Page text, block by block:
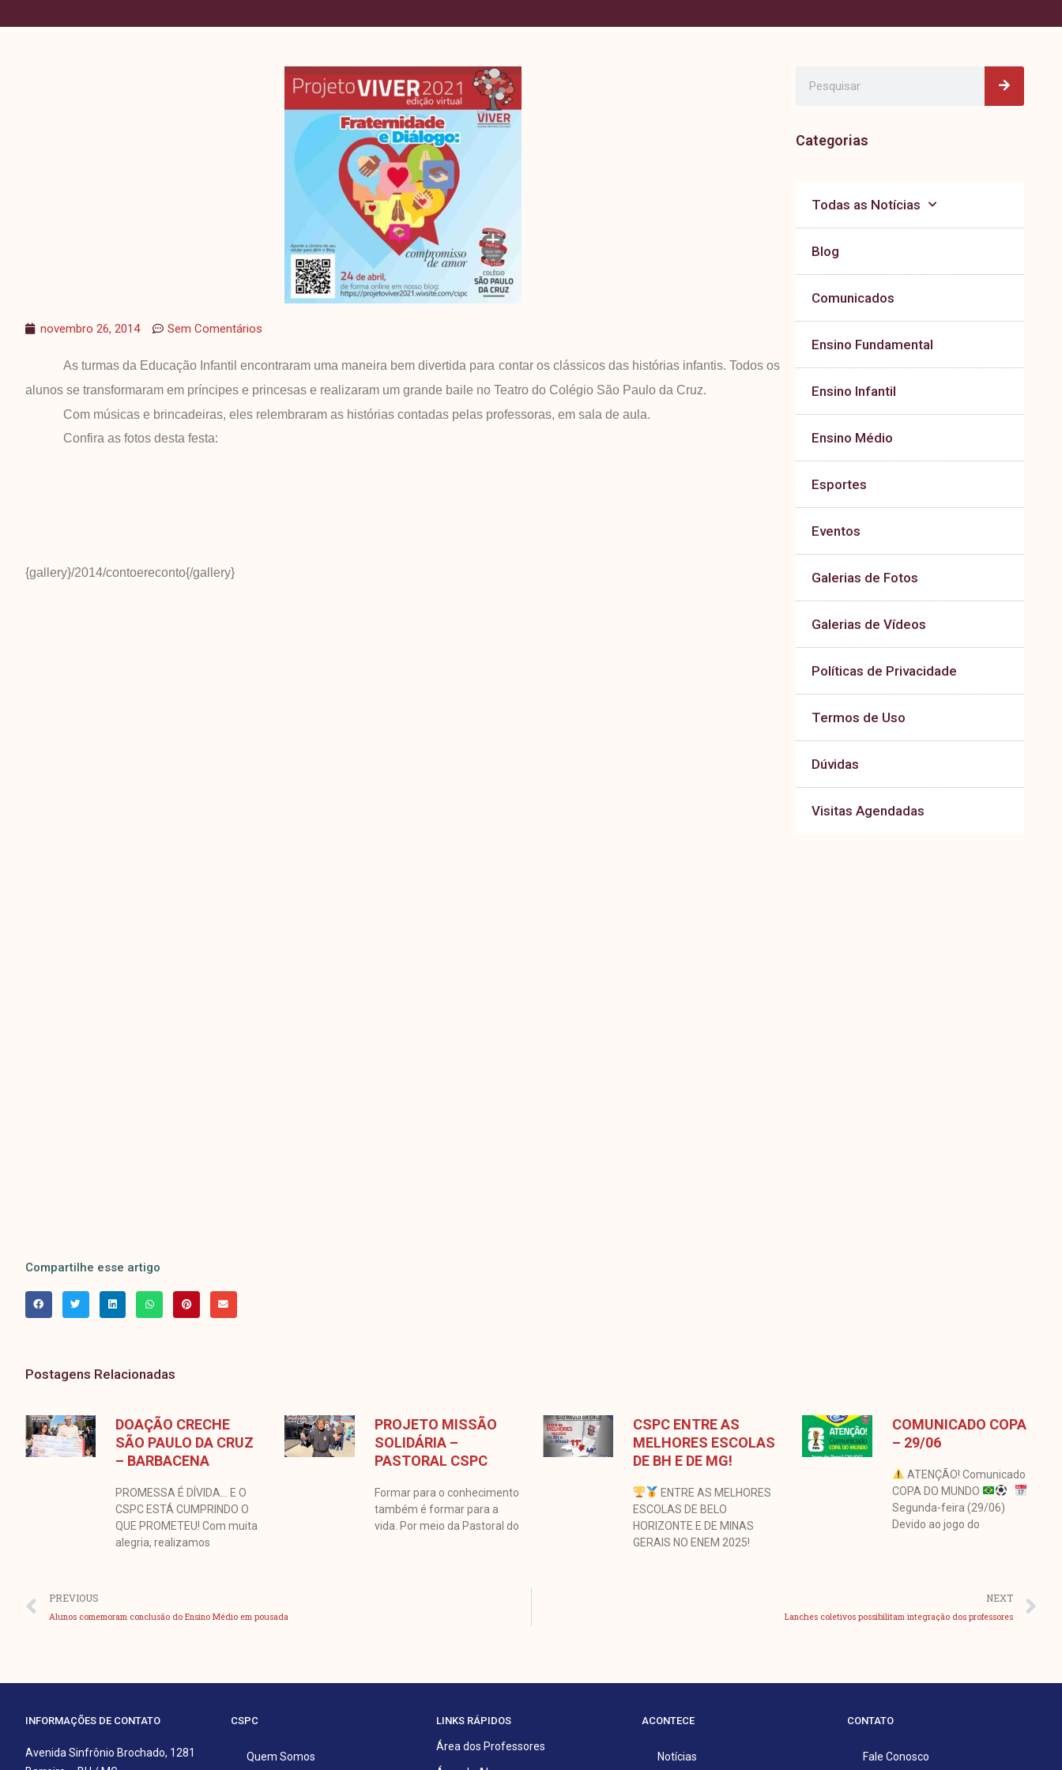
novembro 26, 2014 Sem Comentários
As turmas da Educação Infantil encontraram uma maneira bem divertida para contar os clássicos das histórias infantis. Todos os
alunos se transformaram em príncipes e princesas e realizaram um grande baile no Teatro do Colégio São Paulo da Cruz.
Com músicas e brincadeiras, eles relembraram as histórias contadas pelas professoras, em sala de aula.
Confira as fotos desta festa:
{gallery}/2014/contoereconto{/gallery}
Categorias
Todas as Notícias
Blog
Comunicados
Ensino Fundamental
Ensino Infantil
Ensino Médio
Esportes
Eventos
Galerias de Fotos
Galerias de Vídeos
Políticas de Privacidade
Termos de Uso
Dúvidas
Visitas Agendadas
Compartilhe esse artigo
Postagens Relacionadas
DOAÇÃO CRECHE
SÃO PAULO DA CRUZ
– BARBACENA
PROMESSA É DÍVIDA… E O
CSPC ESTÁ CUMPRINDO O
QUE PROMETEU! Com muita
alegria, realizamos
PROJETO MISSÃO
SOLIDÁRIA –
PASTORAL CSPC
Formar para o conhecimento
também é formar para a
vida. Por meio da Pastoral do
CSPC ENTRE AS
MELHORES ESCOLAS
DE BH E DE MG!
ENTRE AS MELHORES
ESCOLAS DE BELO
HORIZONTE E DE MINAS
GERAIS NO ENEM 2025!
COMUNICADO COPA
– 29/06
ATENÇÃO! Comunicado
COPA DO MUNDO
Segunda-feira (29/06)
Devido ao jogo do
Anterior
PREVIOUS
Alunos comemoram conclusão do Ensino Médio em pousada
NEXT
Lanches coletivos possibilitam integração dos professores
INFORMAÇÕES DE CONTATO
Avenida Sinfrônio Brochado, 1281
CSPC
Quem Somos
LINKS RÁPIDOS
Área dos Professores
ACONTECE
Notícias
CONTATO
Fale Conosco